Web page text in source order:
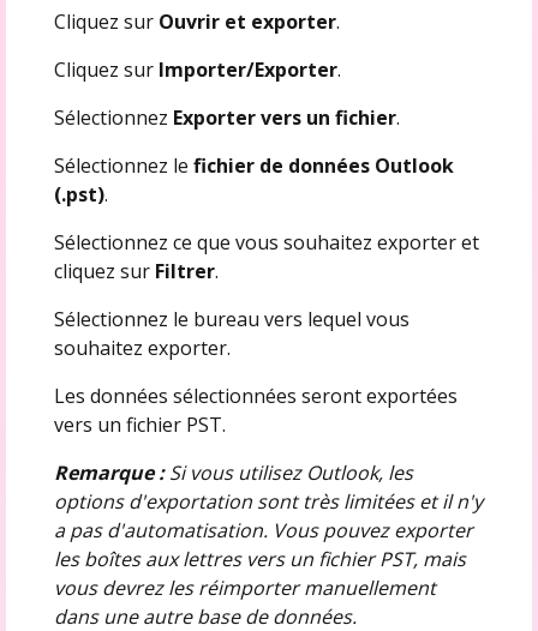
Cliquez sur Ouvrir et exporter.
Cliquez sur Importer/Exporter.
Sélectionnez Exporter vers un fichier.
Sélectionnez le fichier de données Outlook
(.pst).
Sélectionnez ce que vous souhaitez exporter et
cliquez sur Filtrer.
Sélectionnez le bureau vers lequel vous
souhaitez exporter.
Les données sélectionnées seront exportées
vers un fichier PST.
Remarque :Si vous utilisez Outlook, les
options d'exportation sont très limitées et il n'y
a pas d'automatisation. Vous pouvez exporter
les boîtes aux lettres vers un fichier PST, mais
vous devrez les réimporter manuellement
dans une autre base de données.